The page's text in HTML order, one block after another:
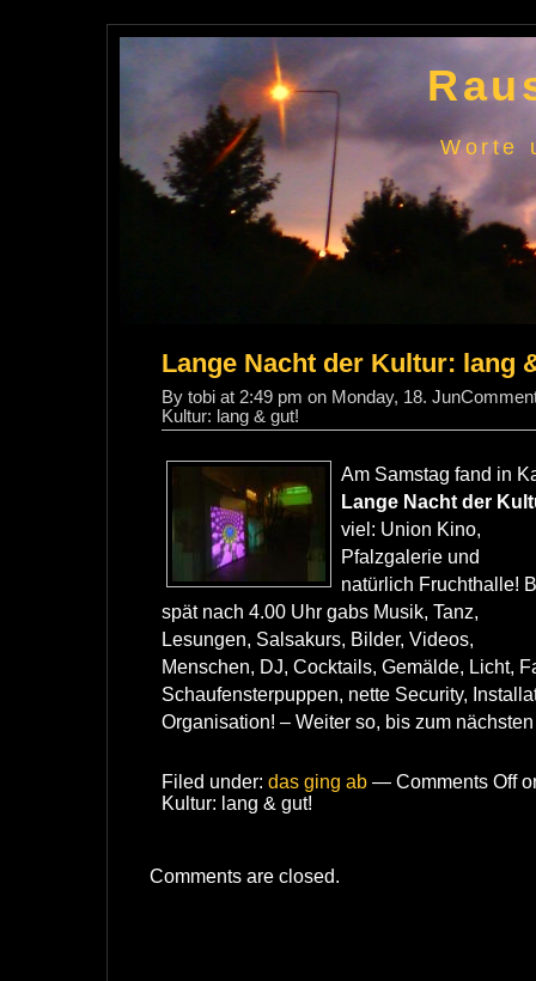
Worte
Lange Nacht der Kultur: lang
By tobi at 2:49 pm on Monday, 18. Jun
Kultur: lang & gut!
Am Samstag fand in
Lange Nacht der
viel: Union Kino,
Pfalzgalerie und
natürlich Fruchthalle!
spät nach 4.00 Uhr gabs Musik, Tanz,
Lesungen, Salsakurs, Bilder, Videos,
Menschen, DJ, Cocktails, Gemälde, Licht,
Schaufensterpuppen, nette Security,
Organisation! – Weiter so, bis zum
Filed under: das ging ab — Comments Off
Kultur: lang & gut!
Comments are closed.